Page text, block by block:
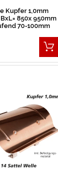
Kupfer 1,0mm
850x 950mm
70-100mm